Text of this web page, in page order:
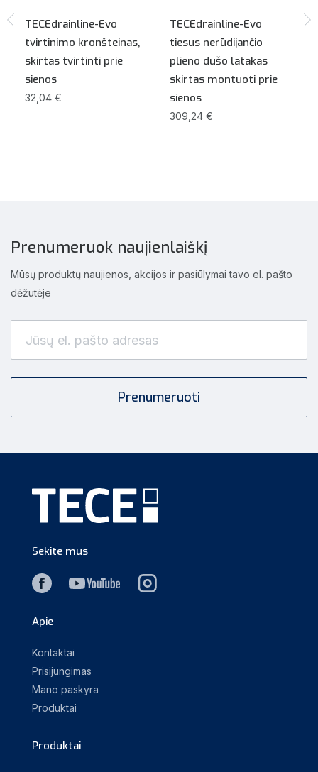
TECEdrainline-Evo
tvirtinimo kronšteinas,
skirtas tvirtinti prie
sienos
32,04 €
TECEdrainline-Evo
tiesus nerūdijančio
plieno dušo latakas
skirtas montuoti prie
sienos
309,24 €
Prenumeruok naujienlaiškį
Mūsų produktų naujienos, akcijos ir pasiūlymai tavo el. pašto
dėžutėje
Sekite mus
Apie
Kontaktai
Prisijungimas
Mano paskyra
Produktai
Produktai